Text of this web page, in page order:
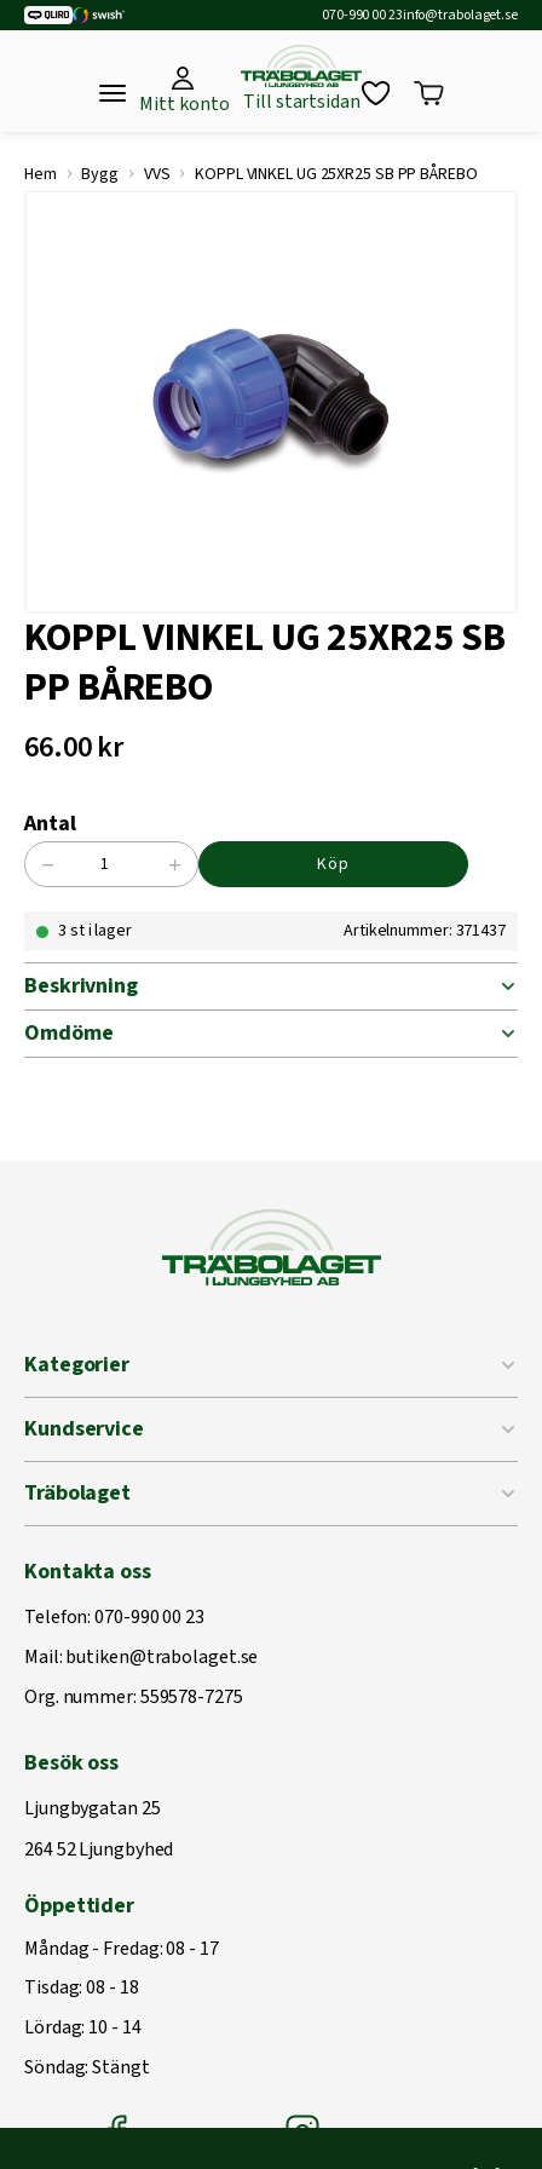
070-990 00 23info@trabolaget.se
Mitt konto Till startsidan
Hem › Bygg › VVS › KOPPL VINKEL UG 25XR25 SB PP BÅREBO
KOPPL VINKEL UG 25XR25 SB
PP BÅREBO
66.00kr
Antal
KOPPL
UG
SB
BÅREBO
mängd
− + Köp
3 st i lager Artikelnummer: 371437
Beskrivning
Omdöme
Kategorier
Kundservice
Träbolaget
Kontakta oss
Telefon:070-990 00 23
Mail:butiken@trabolaget.se
Org. nummer: 559578-7275
Besök oss
Ljungbygatan 25
264 52 Ljungbyhed
Öppettider
Måndag - Fredag: 08 - 17
Tisdag: 08 - 18
Lördag: 10 - 14
Söndag: Stängt